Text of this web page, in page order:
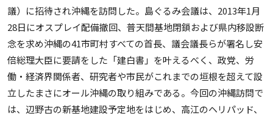
議）に招待され沖縄を訪問した。島ぐるみ会議は、2013年1月
28日にオスプレイ配備撤回、普天間基地閉鎖および県内移設断
念を求め沖縄の41市町村すべての首長、議会議長らが署名し安
倍総理大臣に要請をした「建白書」を叶えるべく、政党、労
働・経済界関係者、研究者や市民がこれまでの垣根を超えて設
立したまさにオール沖縄の取り組みである。今回の沖縄訪問で
は、辺野古の新基地建設予定地をはじめ、高江のヘリパッド、